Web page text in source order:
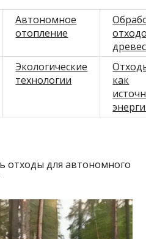
Автономное
отопление
Экологические
технологии
как
отходы для автономного